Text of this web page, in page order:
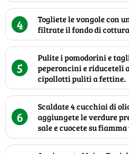
4
Togliete le vongole con
filtrate il fondo di
5
Pulite i pomodorini e
peperoncini e riduceteli
cipollotti puliti a fettine.
6
Scaldate 4 cucchiai di
aggiungete le verdure
sale e cuocete su